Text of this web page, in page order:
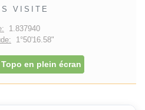
VISITE
1.837940
1°50'16.58"
en plein écran